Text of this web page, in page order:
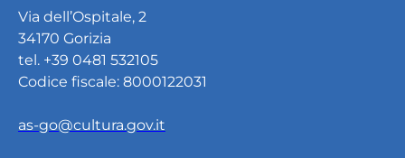
Via dell’Ospitale, 2
34170 Gorizia
tel. +39 0481 532105
Codice fiscale: 8000122031
as-go@cultura.gov.it